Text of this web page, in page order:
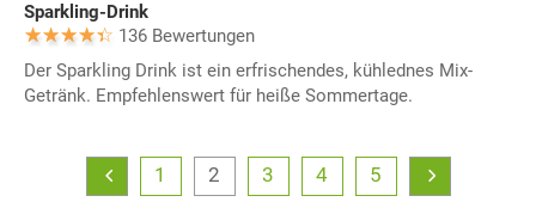
Sparkling-Drink
136 Bewertungen
Der Sparkling Drink ist ein erfrischendes, kühlednes Mix-
Getränk. Empfehlenswert für heiße Sommertage.
1 2 3 4 5